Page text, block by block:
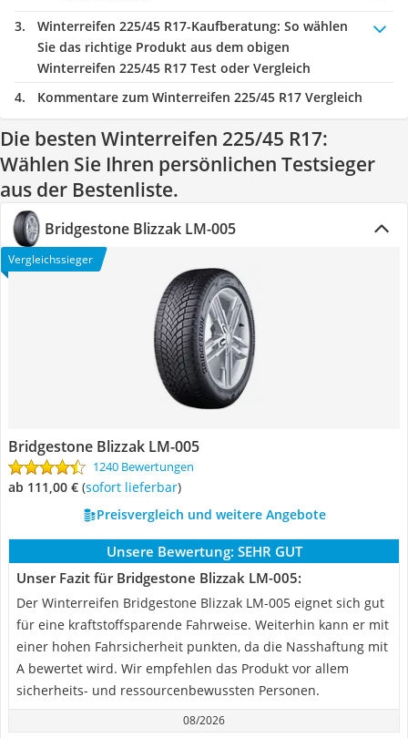
Winterreifen 225/45 R17-Kaufberatung: So wählen
Sie das richtige Produkt aus dem obigen
Winterreifen 225/45 R17 Test oder Vergleich
Kommentare zum Winterreifen 225/45 R17 Vergleich
Die besten Winterreifen 225/45 R17:
Wählen Sie Ihren persönlichen Testsieger
aus der Bestenliste.
Bridgestone Blizzak LM-005
Vergleichssieger
Bridgestone Blizzak LM-005
1240 Bewertungen
ab 111,00 € ( Sofort lieferbar)
Preisvergleich und weitere Angebote
Unsere Bewertung: SEHR GUT
Unser Fazit für Bridgestone Blizzak LM-005:
Der Winterreifen Bridgestone Blizzak LM-005 eignet sich gut
für eine kraftstoffsparende Fahrweise. Weiterhin kann er mit
einer hohen Fahrsicherheit punkten, da die Nasshaftung mit
A bewertet wird. Wir empfehlen das Produkt vor allem
sicherheits- und ressourcenbewussten Personen.
08/2026